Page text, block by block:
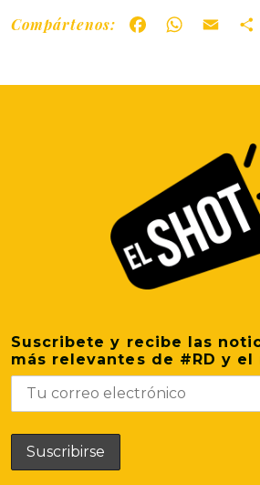
Compártenos: FacebookWhatsApp
Suscribete y recibe las
más relevantes de #RD y el